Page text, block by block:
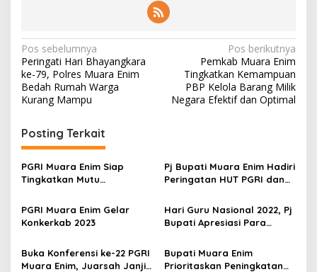
N
a
v
i
g
a
s
i
p
o
s
Pos sebelumnya
Peringati Hari Bhayangkara
ke-79, Polres Muara Enim
Bedah Rumah Warga
Kurang Mampu
Pos berikutnya
Pemkab Muara Enim
Tingkatkan Kemampuan
PBP Kelola Barang Milik
Negara Efektif dan Optimal
Posting Terkait
PGRI Muara Enim Siap
Tingkatkan Mutu
Pj Bupati Muara Enim Hadiri
Peringatan HUT PGRI dan
PGRI Muara Enim Gelar
Konkerkab 2023
Hari Guru Nasional 2022, Pj
Bupati Apresiasi Para
Bumi Serasan Sekundang
Buka Konferensi ke-22 PGRI
Muara Enim, Juarsah Janji
Bupati Muara Enim
Prioritaskan Peningkatan